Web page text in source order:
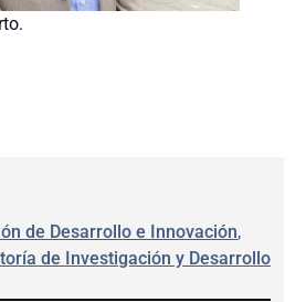
de Desarrollo e Innovación
de Investigación y Desarrollo